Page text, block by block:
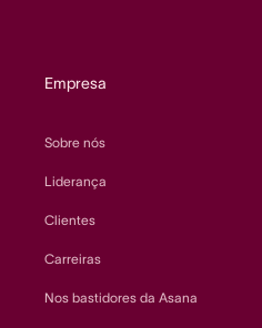
Empresa
Sobre nós
Liderança
Clientes
Carreiras
Nos bastidores da Asana